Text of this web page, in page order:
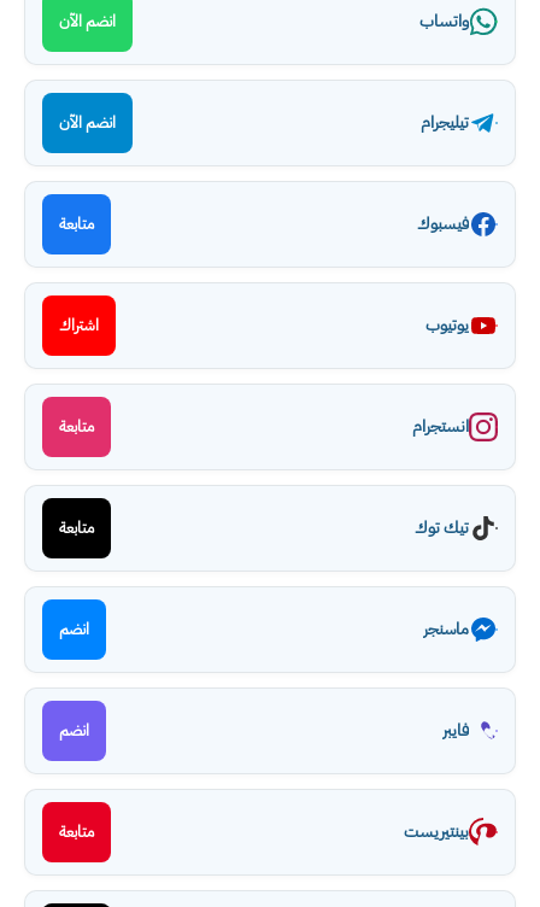
واتساب انضم الآن
تيليجرام انضم الآن
فيسبوك متابعة
يوتيوب اشتراك
انستجرام متابعة
تيك توك متابعة
ماسنجر انضم
فايبر انضم
بينتيريست متابعة